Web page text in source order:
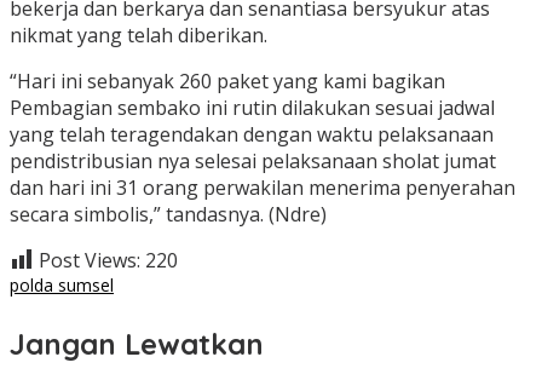
bekerja dan berkarya dan senantiasa bersyukur atas
nikmat yang telah diberikan.
“Hari ini sebanyak 260 paket yang kami bagikan
Pembagian sembako ini rutin dilakukan sesuai jadwal
yang telah teragendakan dengan waktu pelaksanaan
pendistribusian nya selesai pelaksanaan sholat jumat
dan hari ini 31 orang perwakilan menerima penyerahan
secara simbolis,” tandasnya. (Ndre)
Post Views: 220
polda sumsel
Jangan Lewatkan